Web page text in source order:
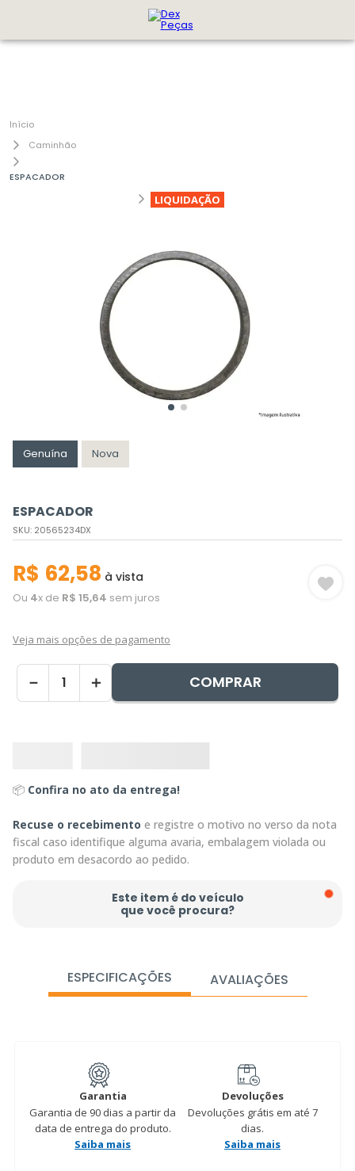
Caminhão
ESPACADOR
LIQUIDAÇÃO
Genuína Nova
ESPACADOR
SKU: 20565234DX
R$ 62,58 à vista
Ou 4x de R$ 15,64 sem juros
Veja mais opções de pagamento
＋
－ COMPRAR
📦 Confira no ato da entrega!
Recuse o recebimento e registre o motivo no verso da nota
fiscal caso identifique alguma avaria, embalagem violada ou
produto em desacordo ao pedido.
Este item é do veículo
que você procura?
ESPECIFICAÇÕES AVALIAÇÕES
Garantia
Garantia de 90 dias a partir da
data de entrega do produto.
Saiba mais
Devoluções
Devoluções grátis em até 7
dias.
Saiba mais